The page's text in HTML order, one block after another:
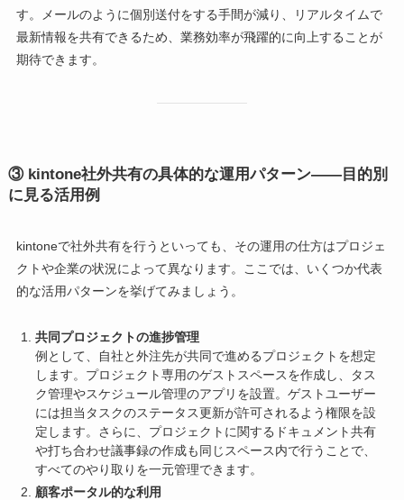
す。メールのように個別送付をする手間が減り、リアルタイムで
最新情報を共有できるため、業務効率が飛躍的に向上することが
期待できます。
③ kintone社外共有の具体的な運用パターン――目的別
に見る活用例
kintoneで社外共有を行うといっても、その運用の仕方はプロジェ
クトや企業の状況によって異なります。ここでは、いくつか代表
的な活用パターンを挙げてみましょう。
共同プロジェクトの進捗管理
例として、自社と外注先が共同で進めるプロジェクトを想定
します。プロジェクト専用のゲストスペースを作成し、タス
ク管理やスケジュール管理のアプリを設置。ゲストユーザー
には担当タスクのステータス更新が許可されるよう権限を設
定します。さらに、プロジェクトに関するドキュメント共有
や打ち合わせ議事録の作成も同じスペース内で行うことで、
すべてのやり取りを一元管理できます。
顧客ポータル的な利用